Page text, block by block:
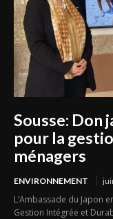
Sousse: Don
pour la
ménagers
ENVIRONNEMENT
L’Ambassade du Japon
Gestion Intégrée et